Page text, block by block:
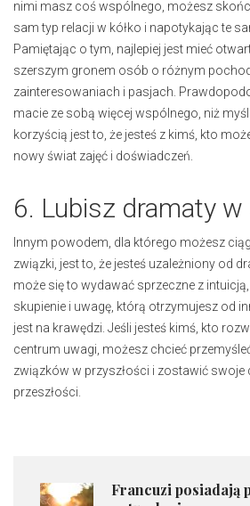
nimi masz coś wspólnego, możesz
sam typ relacji w kółko i napotykając te
Pamiętając o tym, najlepiej jest mieć
szerszym gronem osób o różnym
zainteresowaniach i pasjach.
macie ze sobą więcej wspólnego, niż
korzyścią jest to, że jesteś z kimś, kto
nowy świat zajęć i doświadczeń.
6. Lubisz dramaty
Innym powodem, dla którego możesz
związki, jest to, że jesteś uzależniony od
może się to wydawać sprzeczne z
skupienie i uwagę, którą otrzymujesz od
jest na krawędzi. Jeśli jesteś kimś, kto
centrum uwagi, możesz chcieć
związków w przyszłości i zostawić swoje
przeszłości.
Francuzi posiadają